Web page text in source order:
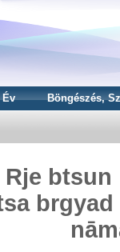
Év Böngészés,
Rje